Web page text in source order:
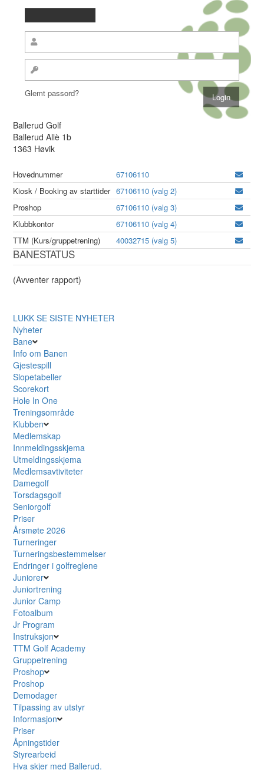
Glemt passord?
Ballerud Golf
Ballerud Allè 1b
1363 Høvik
Hovednummer
67106110
Kiosk / Booking av starttider 67106110 (valg 2)
Proshop
67106110 (valg 3)
Klubbkontor
67106110 (valg 4)
TTM (Kurs/gruppetrening)
40032715 (valg 5)
BANESTATUS
(Avventer rapport)
LUKK SE SISTE NYHETER
Nyheter
Bane
Info om Banen
Gjestespill
Slopetabeller
Scorekort
Hole In One
Treningsområde
Klubben
Medlemskap
Innmeldingsskjema
Utmeldingsskjema
Medlemsavtiviteter
Damegolf
Torsdagsgolf
Seniorgolf
Priser
Årsmøte 2026
Turneringer
Turneringsbestemmelser
Endringer i golfreglene
Juniorer
Juniortrening
Junior Camp
Fotoalbum
Jr Program
Instruksjon
TTM Golf Academy
Gruppetrening
Proshop
Proshop
Demodager
Tilpassing av utstyr
Informasjon
Priser
Åpningstider
Styrearbeid
Hva skjer med Ballerud.